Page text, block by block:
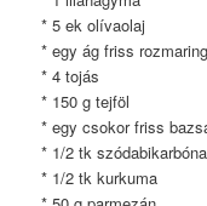
* 5 ek olívaolaj
* egy ág friss rozmaring
* 4 tojás
* 150 g tejföl
* egy csokor friss
* 1/2 tk szódabikarbóna
* 1/2 tk kurkuma